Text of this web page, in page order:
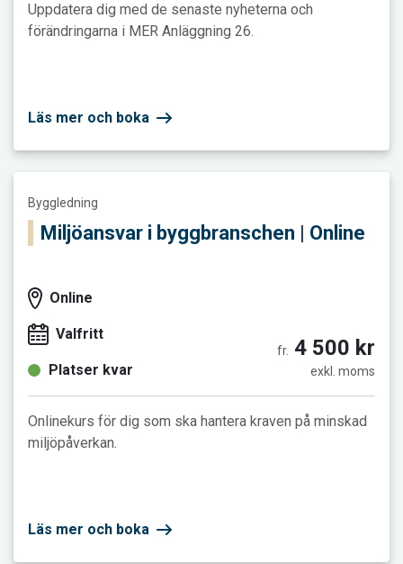
Uppdatera dig med de senaste nyheterna och
förändringarna i MER Anläggning 26.
Läs mer och boka
Byggledning
Miljöansvar i byggbranschen | Online
Online
Valfritt
Platser kvar
fr. 4 500 kr
exkl. moms
Onlinekurs för dig som ska hantera kraven på minskad
miljöpåverkan.
Läs mer och boka